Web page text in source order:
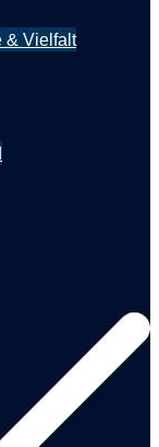
& Vielfalt